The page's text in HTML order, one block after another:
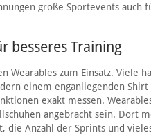
große Sportevents auch
besseres Training
Wearables zum Einsatz. Viele
einem enganliegenden
exakt messen.
angebracht sein. Dort
die Anzahl der Sprints und